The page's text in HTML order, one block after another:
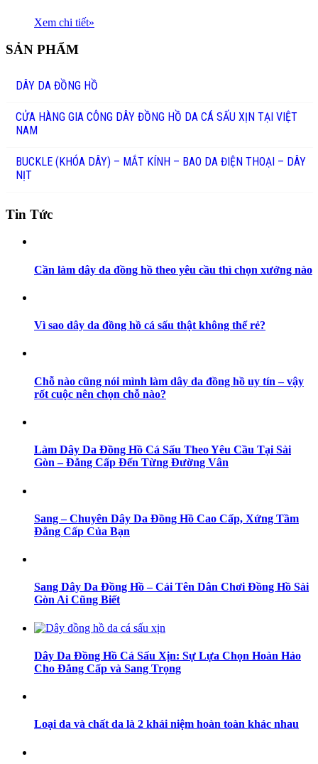
Xem chi tiết»
SẢN PHẨM
DÂY DA ĐỒNG HỒ
CỬA HÀNG GIA CÔNG DÂY ĐỒNG HỒ DA CÁ SẤU XỊN TẠI VIỆT
NAM
BUCKLE (KHÓA DÂY) – MẮT KÍNH – BAO DA ĐIỆN THOẠI – DÂY
NỊT
Tin Tức
Cần làm dây da đồng hồ theo yêu cầu thì chọn xưởng nào
Vì sao dây da đồng hồ cá sấu thật không thể rẻ?
Chỗ nào cũng nói mình làm dây da đồng hồ uy tín – vậy
rốt cuộc nên chọn chỗ nào?
Làm Dây Da Đồng Hồ Cá Sấu Theo Yêu Cầu Tại Sài
Gòn – Đẳng Cấp Đến Từng Đường Vân
Sang – Chuyên Dây Da Đồng Hồ Cao Cấp, Xứng Tầm
Đẳng Cấp Của Bạn
Sang Dây Da Đồng Hồ – Cái Tên Dân Chơi Đồng Hồ Sài
Gòn Ai Cũng Biết
Dây Da Đồng Hồ Cá Sấu Xịn: Sự Lựa Chọn Hoàn Hảo
Cho Đẳng Cấp và Sang Trọng
Loại da và chất da là 2 khái niệm hoàn toàn khác nhau